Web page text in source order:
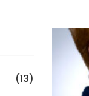
(13)